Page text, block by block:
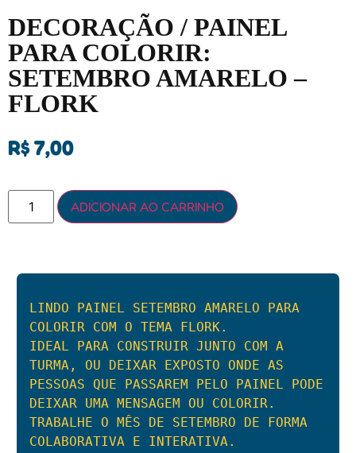
DECORAÇÃO / PAINEL
PARA COLORIR:
SETEMBRO AMARELO –
FLORK
R$7,00
ADICIONAR AO CARRINHO
LINDO PAINEL SETEMBRO AMARELO PARA
COLORIR COM O TEMA FLORK.
IDEAL PARA CONSTRUIR JUNTO COM A
TURMA, OU DEIXAR EXPOSTO ONDE AS
PESSOAS QUE PASSAREM PELO PAINEL PODE
DEIXAR UMA MENSAGEM OU COLORIR.
TRABALHE O MÊS DE SETEMBRO DE FORMA
COLABORATIVA E INTERATIVA.